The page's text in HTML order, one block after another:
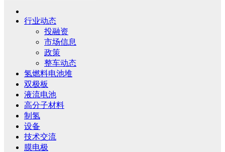
行业动态
投融资
市场信息
政策
整车动态
氢燃料电池堆
双极板
液流电池
高分子材料
制氢
设备
技术交流
膜电极